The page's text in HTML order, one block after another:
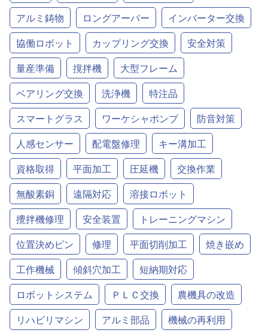
アルミ鋳物
ロングアーバー
インバーター交換
協働ロボット
カップリング交換
安全対策
量産準備
撹拌機
大型フレーム
ベアリング交換
洗浄機
特注品
スマートグラス
ワーケシャポンプ
防音対策
人感センサー
配電盤修理
キー溝加工
資格取得
平面加工 圧延機
交換作業
無酸素銅
遠隔対応
溶接ロボット
攪拌機修理
安全装置
トレーニングマシン
位置決めピン
修理 平面切削加工
焼き嵌め
工作機械
傾斜穴加工
短納期対応
ロボットシステム
ＰＬＣ交換
農機具の改造
リハビリマシン
アルミ部品 機械の再利用